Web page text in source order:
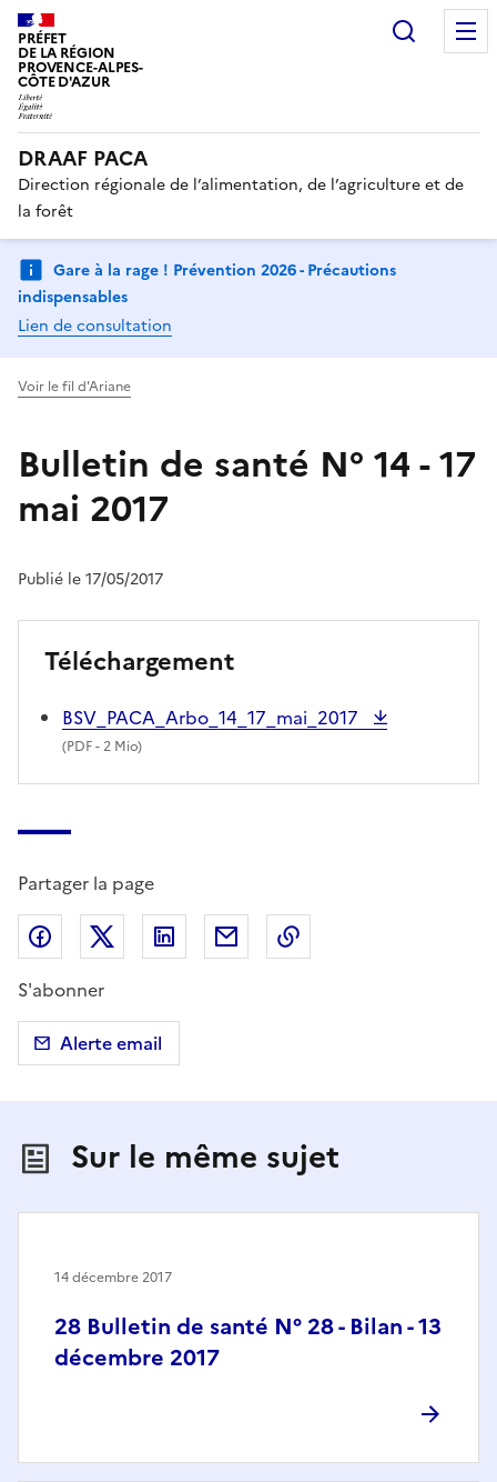
PRÉFET
DE LA RÉGION
PROVENCE-ALPES-
CÔTE D'AZUR
DRAAF PACA
Direction régionale de l’alimentation, de l’agriculture et de
la forêt
Gare à la rage ! Prévention 2026 - Précautions
indispensables
Lien de consultation
Voir le fil d'Ariane
Bulletin de santé N° 14 - 17
mai 2017
Publié le 17/05/2017
Téléchargement
BSV_PACA_Arbo_14_17_mai_2017
(PDF- 2 Mio)
Partager la page
Partager sur Facebook
Partager sur X (anciennement Twitter)
Partager sur LinkedIn
Partager par email
S'abonner
Alerte email
Sur le même sujet
28 Bulletin de santé N° 28 - Bilan - 13
décembre 2017
14 décembre 2017